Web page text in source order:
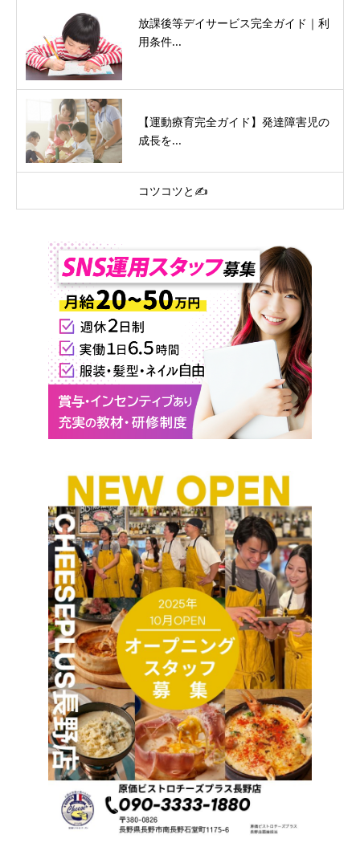
放課後等デイサービス完全ガイド｜利
用条件...
【運動療育完全ガイド】発達障害児の
成長を...
コツコツと✍